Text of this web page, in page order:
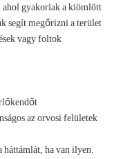
ahol gyakoriak a kiömlött
segít megőrizni a terület
vagy foltok
az orvosi felületek
háttámlát, ha van ilyen.